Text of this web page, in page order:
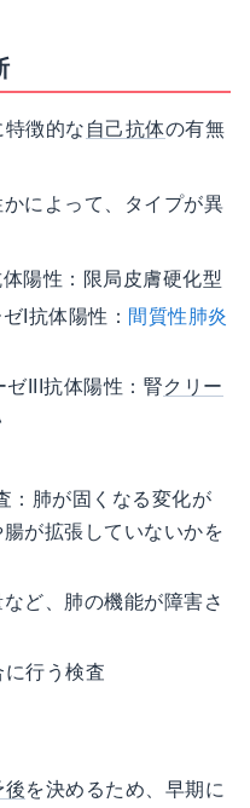
徴的な 自己抗体の有無
かによって、タイプが異
陽性：限局皮膚硬化型
I抗体陽性： 間質性肺炎
III抗体陽性：腎クリー
：肺が固くなる変化が
が拡張していないかを
など、肺の機能が障害さ
行う検査
後を決めるため、早期に